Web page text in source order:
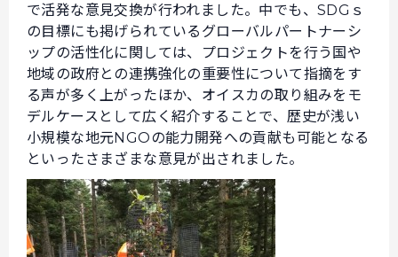
で活発な意見交換が行われました。中でも、SDGｓ
の目標にも掲げられているグローバルパートナーシ
ップの活性化に関しては、プロジェクトを行う国や
地域の政府との連携強化の重要性について指摘をす
る声が多く上がったほか、オイスカの取り組みをモ
デルケースとして広く紹介することで、歴史が浅い
小規模な地元NGOの能力開発への貢献も可能となる
といったさまざまな意見が出されました。